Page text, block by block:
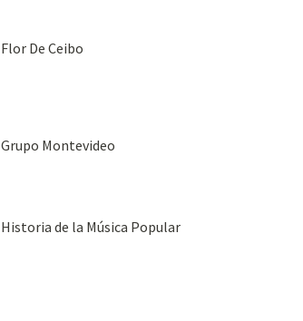
Flor De Ceibo
Grupo Montevideo
Historia de la Música Popular